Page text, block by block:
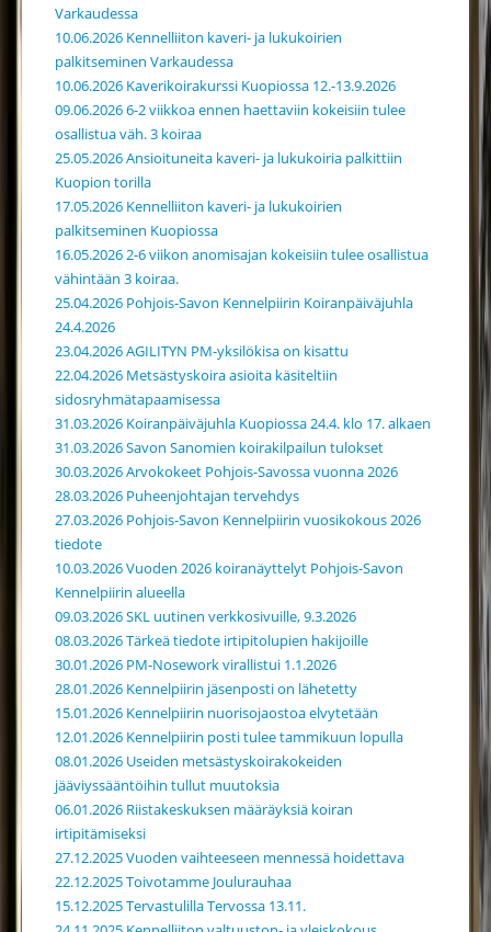
Varkaudessa
10.06.2026 Kennelliiton kaveri- ja lukukoirien
palkitseminen Varkaudessa
10.06.2026 Kaverikoirakurssi Kuopiossa 12.-13.9.2026
09.06.2026 6-2 viikkoa ennen haettaviin kokeisiin tulee
osallistua väh. 3 koiraa
25.05.2026 Ansioituneita kaveri- ja lukukoiria palkittiin
Kuopion torilla
17.05.2026 Kennelliiton kaveri- ja lukukoirien
palkitseminen Kuopiossa
16.05.2026 2-6 viikon anomisajan kokeisiin tulee osallistua
vähintään 3 koiraa.
25.04.2026 Pohjois-Savon Kennelpiirin Koiranpäiväjuhla
24.4.2026
23.04.2026 AGILITYN PM-yksilökisa on kisattu
22.04.2026 Metsästyskoira asioita käsiteltiin
sidosryhmätapaamisessa
31.03.2026 Koiranpäiväjuhla Kuopiossa 24.4. klo 17. alkaen
31.03.2026 Savon Sanomien koirakilpailun tulokset
30.03.2026 Arvokokeet Pohjois-Savossa vuonna 2026
28.03.2026 Puheenjohtajan tervehdys
27.03.2026 Pohjois-Savon Kennelpiirin vuosikokous 2026
tiedote
10.03.2026 Vuoden 2026 koiranäyttelyt Pohjois-Savon
Kennelpiirin alueella
09.03.2026 SKL uutinen verkkosivuille, 9.3.2026
08.03.2026 Tärkeä tiedote irtipitolupien hakijoille
30.01.2026 PM-Nosework virallistui 1.1.2026
28.01.2026 Kennelpiirin jäsenposti on lähetetty
15.01.2026 Kennelpiirin nuorisojaostoa elvytetään
12.01.2026 Kennelpiirin posti tulee tammikuun lopulla
08.01.2026 Useiden metsästyskoirakokeiden
jääviyssääntöihin tullut muutoksia
06.01.2026 Riistakeskuksen määräyksiä koiran
irtipitämiseksi
27.12.2025 Vuoden vaihteeseen mennessä hoidettava
22.12.2025 Toivotamme Joulurauhaa
15.12.2025 Tervastulilla Tervossa 13.11.